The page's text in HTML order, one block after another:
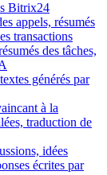
Bitrix24
appels, résumés
transactions
des tâches,
générés par
à la
traduction de
idées
écrites par